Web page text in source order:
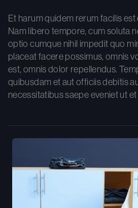
Et harum quidem rerum facilis
Nam libero tempore, cum soluta
optio cumque nihil impedit quo
placeat facere possimus, omnis
est, omnis dolor repellendus.
quibusdam et aut officiis debitis
necessitatibus saepe eveniet ut